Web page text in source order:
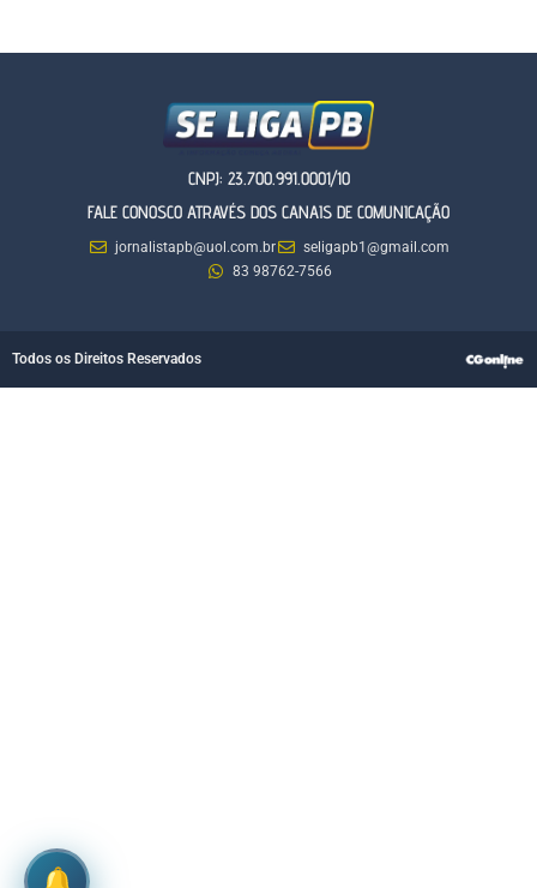
CNPJ: 23.700.991.0001/10
FALE CONOSCO ATRAVÉS DOS CANAIS DE COMUNICAÇÃO
jornalistapb@uol.com.br
seligapb1@gmail.com
83 98762-7566
Todos os Direitos Reservados